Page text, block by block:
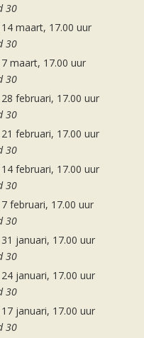
30
maart, 17.00 uur
30
maart, 17.00 uur
30
februari, 17.00 uur
30
februari, 17.00 uur
30
februari, 17.00 uur
30
februari, 17.00 uur
30
januari, 17.00 uur
30
januari, 17.00 uur
30
januari, 17.00 uur
30